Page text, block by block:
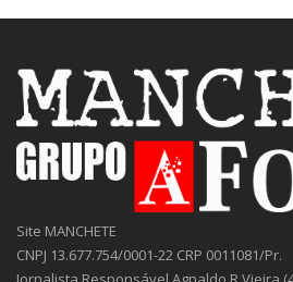
Site MANCHETE
CNPJ 13.677.754/0001-22 CRP 0011081/Pr.